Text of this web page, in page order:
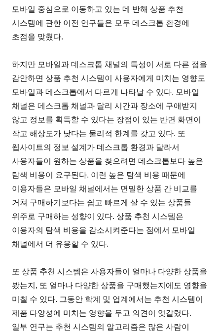
모바일 중심으로 이동하고 있는 데 반해 상품 추천
시스템에 관한 이전 연구들은 모두 데스크톱 환경에
초점을 맞췄다.
하지만 모바일과 데스크톱 채널의 특성이 서로 다른 점을
감안하면 상품 추천 시스템이 사용자에게 미치는 영향도
모바일과 데스크톱에서 다르게 나타날 수 있다. 모바일
채널은 데스크톱 채널과 달리 시간과 장소에 구애받지
않고 정보를 획득할 수 있다는 장점이 있는 반면 화면이
작고 해상도가 낮다는 물리적 한계를 갖고 있다. 또
웹사이트의 정보 설계가 데스크톱 환경과 달라서
사용자들이 원하는 상품을 찾으려면 데스크톱보다 높은
탐색 비용이 요구된다. 이런 높은 탐색 비용 때문에
이용자들은 모바일 채널에서는 면밀한 상품 간 비교를
거쳐 구매하기보다는 쉽고 빠르게 살 수 있는 상품들
위주로 구매하는 성향이 있다. 상품 추천 시스템은
이용자의 탐색 비용을 감소시켜준다는 점에서 모바일
채널에서 더 유용할 수 있다.
또 상품 추천 시스템은 사용자들이 얼마나 다양한 상품을
봤는지, 또 얼마나 다양한 상품을 구매했는지에도 영향을
미칠 수 있다. 그동안 학계 및 업계에서는 추천 시스템이
제품 다양성에 미치는 영향을 두고 의견이 엇갈렸다.
일부 연구는 추천 시스템의 알고리즘은 많은 사람이